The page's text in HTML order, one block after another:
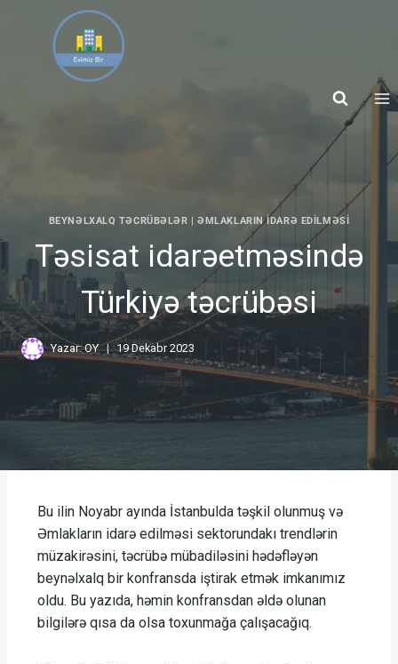
BEYNƏLXALQ TƏCRÜBƏLƏR |ƏMLAKLARIN IDARƏ EDILMƏSI
Təsisat idarəetməsində
Türkiyə təcrübəsi
Yazar: OY 19 Dekabr 2023
Bu ilin Noyabr ayında İstanbulda təşkil olunmuş və
Əmlakların idarə edilməsi sektorundakı trendlərin
müzakirəsini, təcrübə mübadiləsini hədəfləyən
beynəlxalq bir konfransda iştirak etmək imkanımız
oldu. Bu yazıda, həmin konfransdan əldə olunan
bilgilərə qısa da olsa toxunmağa çalışacağıq.